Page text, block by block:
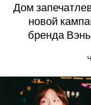
Дом
новой
бренда